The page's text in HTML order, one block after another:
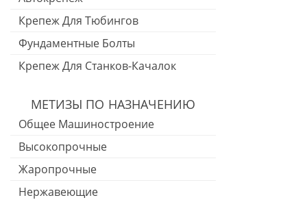
Крепеж Для Тюбингов
Фундаментные Болты
Крепеж Для Станков-Качалок
МЕТИЗЫ ПО НАЗНАЧЕНИЮ
Общее Машиностроение
Высокопрочные
Жаропрочные
Нержавеющие